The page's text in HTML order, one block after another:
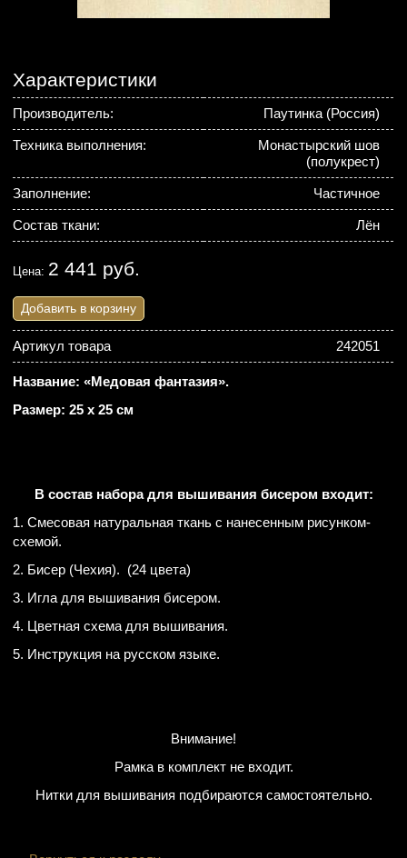
Характеристики
Производитель: Паутинка (Россия)
Техника выполнения:
Монастырский шов
(полукрест)
Заполнение: Частичное
Состав ткани: Лён
Цена: 2 441 руб.
Добавить в корзину
Артикул товара 242051
Название: «Медовая фантазия».
Размер: 25 х 25 см
В состав набора для вышивания бисером входит:
1. Смесовая натуральная ткань с нанесенным рисунком-
схемой.
2. Бисер (Чехия). (24 цвета)
3. Игла для вышивания бисером.
4. Цветная схема для вышивания.
5. Инструкция на русском языке.
Внимание!
Рамка в комплект не входит.
Нитки для вышивания подбираются самостоятельно.